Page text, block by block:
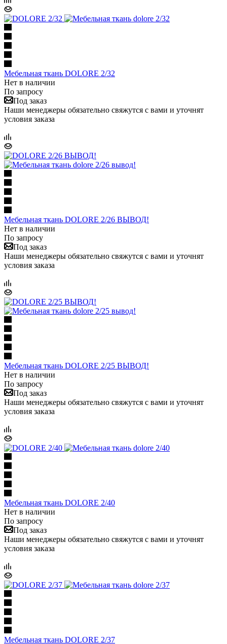
Мебельная ткань DOLORE 2/32
Нет в наличии
По запросу
Под заказ
Наши менеджеры обязательно свяжутся с вами и уточнят
условия заказа
Мебельная ткань DOLORE 2/26 ВЫВОД!
Нет в наличии
По запросу
Под заказ
Наши менеджеры обязательно свяжутся с вами и уточнят
условия заказа
Мебельная ткань DOLORE 2/25 ВЫВОД!
Нет в наличии
По запросу
Под заказ
Наши менеджеры обязательно свяжутся с вами и уточнят
условия заказа
Мебельная ткань DOLORE 2/40
Нет в наличии
По запросу
Под заказ
Наши менеджеры обязательно свяжутся с вами и уточнят
условия заказа
Мебельная ткань DOLORE 2/37